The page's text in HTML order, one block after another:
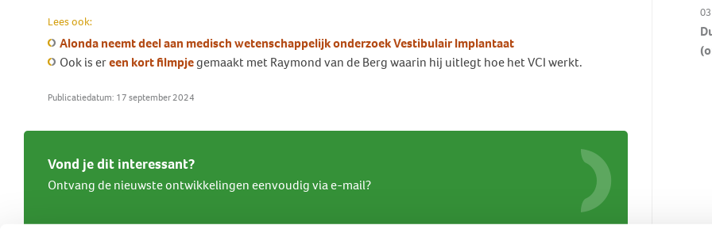
Lees ook:
Alonda neemt deel aan medisch wetenschappelijk onderzoek Vestibulair Implantaat
Ook is ereen kort filmpjegemaakt met Raymond van de Berg waarin hij uitlegt hoe het VCI werkt.
Publicatiedatum: 17 september 2024
Vond je dit interessant?
Ontvang de nieuwste ontwikkelingen eenvoudig via e-mail?